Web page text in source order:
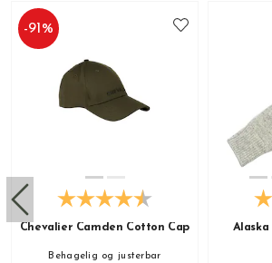
-91 %
Chevalier Camden Cotton Cap
Behagelig og justerbar
Alaska